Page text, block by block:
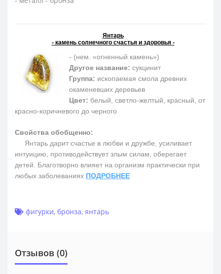
Янтарь
- камень солнечного счастья и здоровья -
- (нем. «огненный камень»)
Другое название: сукцинит
Группа: ископаемая смола древних
окаменевших деревьев
Цвет: белый, светло-желтый, красный, от
красно-коричневого до черного
Свойства обобщенно:
Янтарь дарит счастье в любви и дружбе, усиливает
интуицию, противодействует злым силам, оберегает
детей. Благотворно влияет на организм практически при
любых заболеваниях ПОДРОБНЕЕ
фигурки, бронза, янтарь
Отзывов (0)